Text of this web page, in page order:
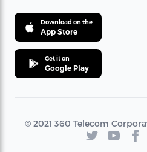
Download on the
App Store
Get it on
Google Play
© 2021 360 Telecom